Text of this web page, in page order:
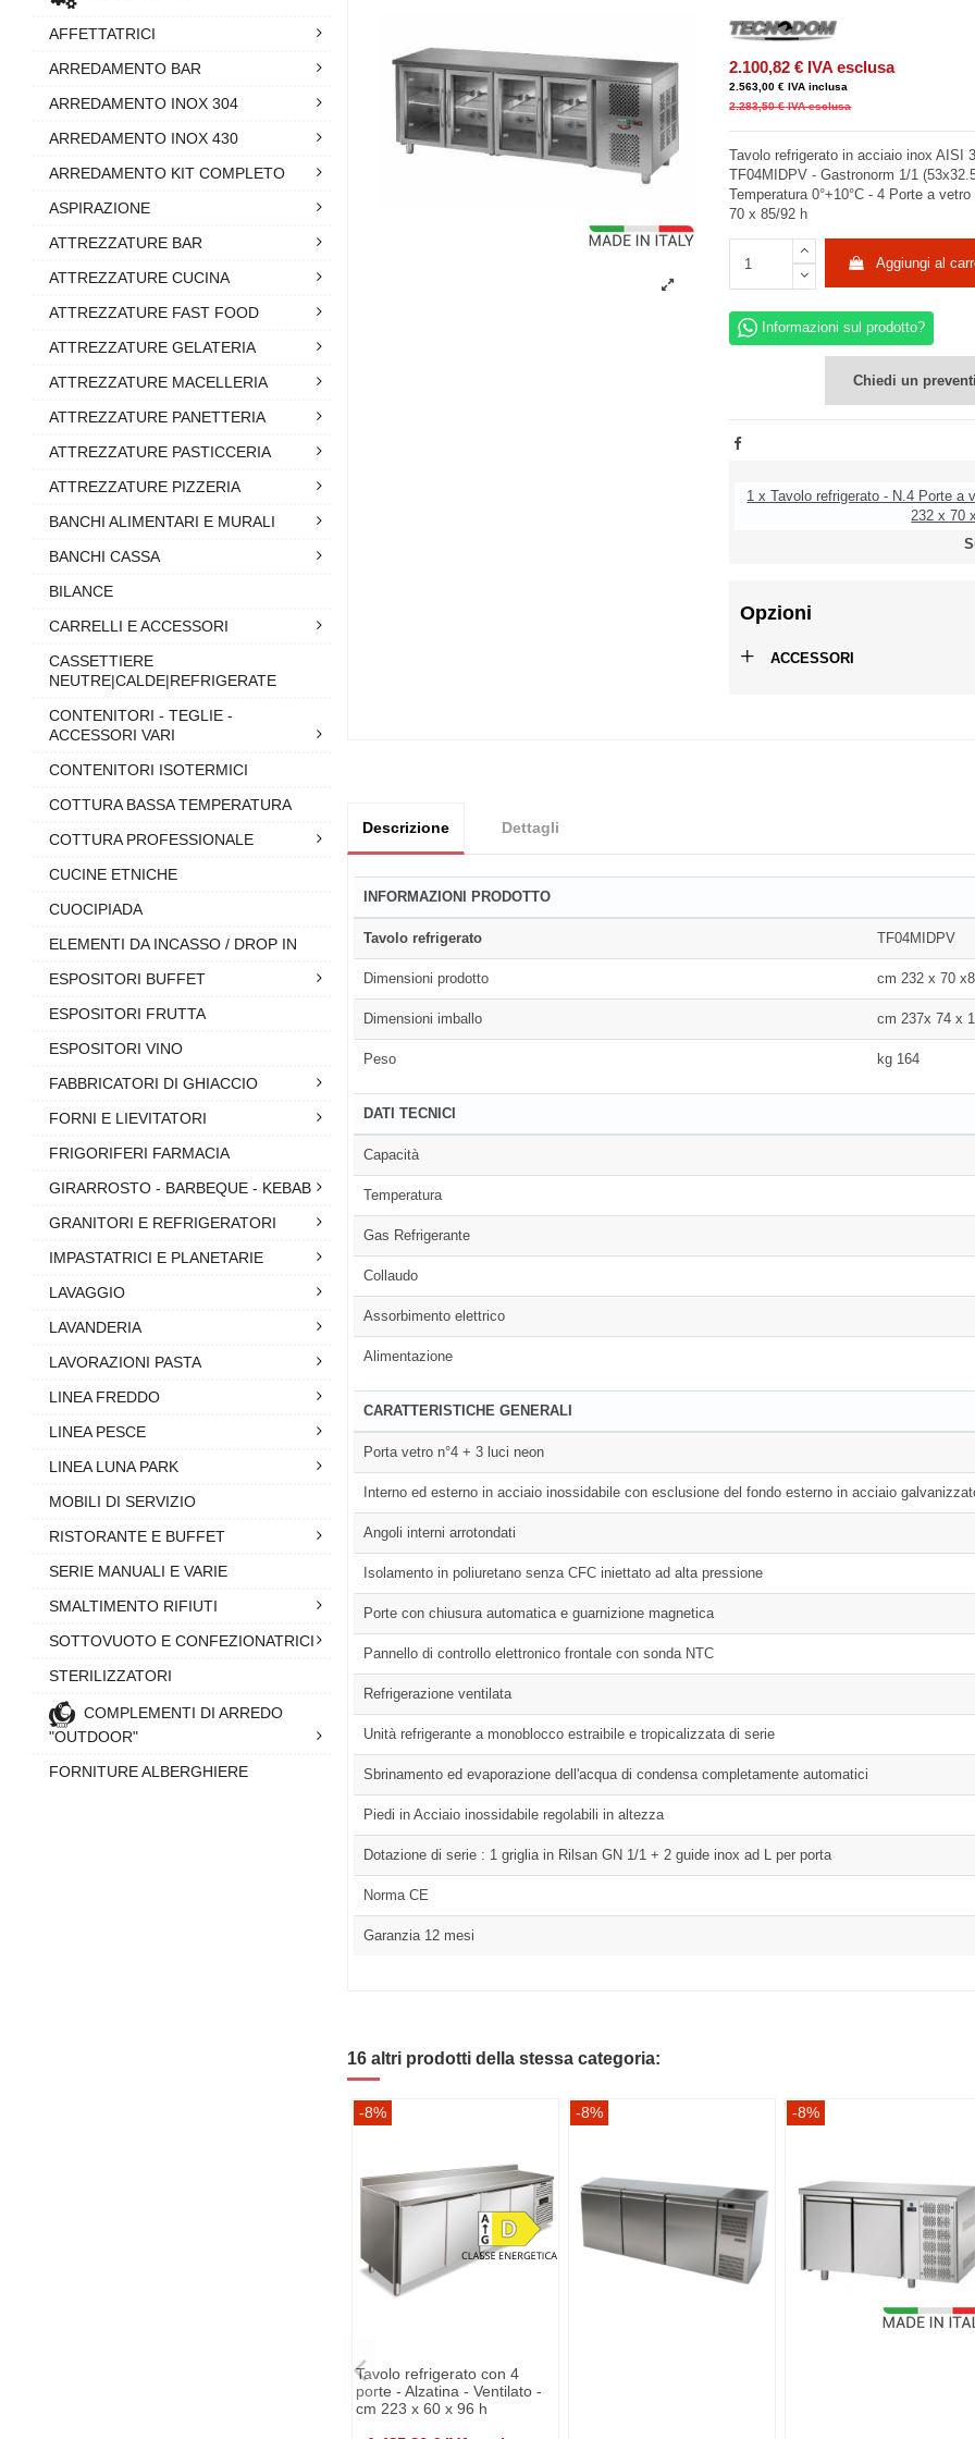
2.100,82 € IVA esclusa
2.563,00 € IVA inclusa
2.283,50 € IVA esclusa
Tavolo refrigerato in acciaio inox AISI
TF04MIDPV - Gastronorm 1/1
Temperatura 0°+10°C - 4 Porte a
70 x 85/92 h
Aggiungi al
Informazioni sul prodotto?
Chiedi un
1 x Tavolo refrigerato - N.4 Porte a
232 x 70
Opzioni
+ ACCESSORI
Descrizione Dettagli
INFORMAZIONI PRODOTTO
Tavolo refrigerato TF04MIDPV
Dimensioni prodotto cm 232 x 70
Dimensioni imballo cm 237x 74 x
Peso kg 164
DATI TECNICI
Capacità
Temperatura
Gas Refrigerante
Collaudo
Assorbimento elettrico
Alimentazione
CARATTERISTICHE GENERALI
Porta vetro n°4 + 3 luci neon
Interno ed esterno in acciaio inossidabile con esclusione del fondo esterno in acciaio
Angoli interni arrotondati
Isolamento in poliuretano senza CFC iniettato ad alta pressione
Porte con chiusura automatica e guarnizione magnetica
Pannello di controllo elettronico frontale con sonda NTC
Refrigerazione ventilata
Unità refrigerante a monoblocco estraibile e tropicalizzata di serie
Sbrinamento ed evaporazione dell'acqua di condensa completamente automatici
Piedi in Acciaio inossidabile regolabili in altezza
Dotazione di serie : 1 griglia in Rilsan GN 1/1 + 2 guide inox ad L per porta
Norma CE
Garanzia 12 mesi
16 altri prodotti della stessa categoria:
-8%
Tavolo refrigerato con 4
porte - Alzatina - Ventilato -
cm 223 x 60 x 96 h
-8% -8%
AFFETTATRICI
ARREDAMENTO BAR
ARREDAMENTO INOX 304
ARREDAMENTO INOX 430
ARREDAMENTO KIT COMPLETO
ASPIRAZIONE
ATTREZZATURE BAR
ATTREZZATURE CUCINA
ATTREZZATURE FAST FOOD
ATTREZZATURE GELATERIA
ATTREZZATURE MACELLERIA
ATTREZZATURE PANETTERIA
ATTREZZATURE PASTICCERIA
ATTREZZATURE PIZZERIA
BANCHI ALIMENTARI E MURALI
BANCHI CASSA
BILANCE
CARRELLI E ACCESSORI
CASSETTIERE
NEUTRE|CALDE|REFRIGERATE
CONTENITORI - TEGLIE -
ACCESSORI VARI
CONTENITORI ISOTERMICI
COTTURA BASSA TEMPERATURA
COTTURA PROFESSIONALE
CUCINE ETNICHE
CUOCIPIADA
ELEMENTI DA INCASSO / DROP IN
ESPOSITORI BUFFET
ESPOSITORI FRUTTA
ESPOSITORI VINO
FABBRICATORI DI GHIACCIO
FORNI E LIEVITATORI
FRIGORIFERI FARMACIA
GIRARROSTO - BARBEQUE - KEBAB
GRANITORI E REFRIGERATORI
IMPASTATRICI E PLANETARIE
LAVAGGIO
LAVANDERIA
LAVORAZIONI PASTA
LINEA FREDDO
LINEA PESCE
LINEA LUNA PARK
MOBILI DI SERVIZIO
RISTORANTE E BUFFET
SERIE MANUALI E VARIE
SMALTIMENTO RIFIUTI
SOTTOVUOTO E CONFEZIONATRICI
STERILIZZATORI
COMPLEMENTI DI ARREDO
"OUTDOOR"
FORNITURE ALBERGHIERE